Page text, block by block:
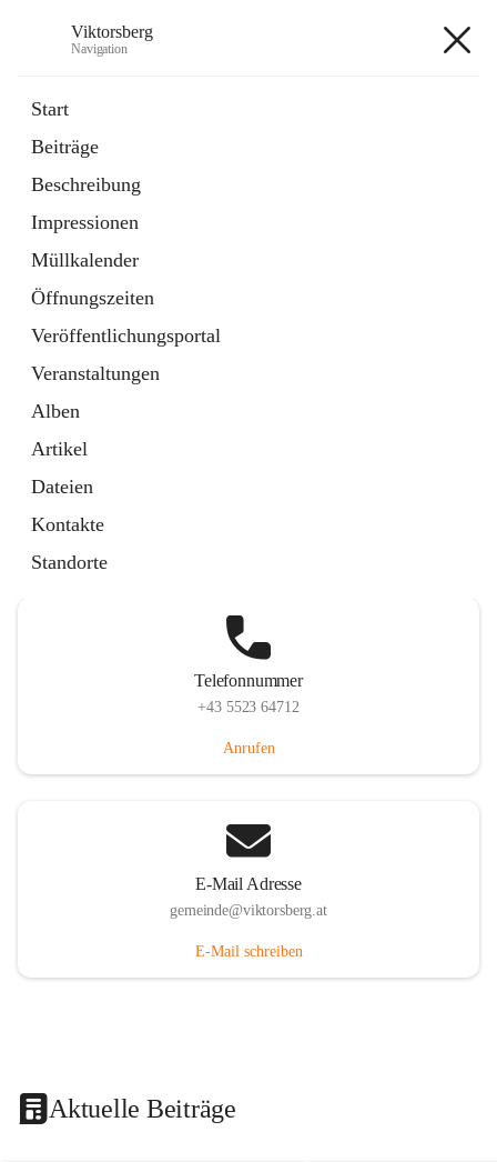
Viktorsberg
Navigation
Start
Beiträge
Beschreibung
Impressionen
Müllkalender
Öffnungszeiten
Veröffentlichungsportal
Veranstaltungen
Alben
Artikel
Dateien
Kontakte
Standorte
1 Schnellzugriff
Bürgerservice
10 Schnellzugriffe
Telefonnummer
+43 5523 64712
Anrufen
E-Mail Adresse
gemeinde@viktorsberg.at
E-Mail schreiben
Aktuelle Beiträge